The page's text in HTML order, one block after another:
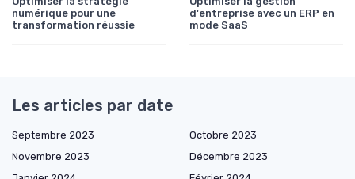
numérique pour une
transformation réussie
d'entreprise avec un ERP en
mode SaaS
Les articles par date
Septembre 2023
Octobre 2023
Novembre 2023
Décembre 2023